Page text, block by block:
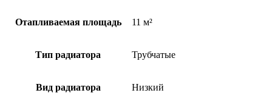
Отапливаемая площадь 11 м²
Тип радиатора Трубчатые
Вид радиатора Низкий